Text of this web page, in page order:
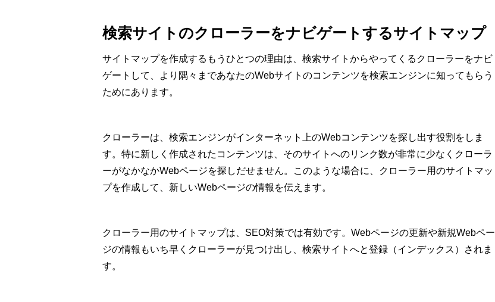
検索サイトのクローラーをナビゲートするサイトマップ
サイトマップを作成するもうひとつの理由は、検索サイトからやってくるクローラーをナビ
ゲートして、より隅々まであなたのWebサイトのコンテンツを検索エンジンに知ってもらう
ためにあります。
クローラーは、検索エンジンがインターネット上のWebコンテンツを探し出す役割をしま
す。特に新しく作成されたコンテンツは、そのサイトへのリンク数が非常に少なくクローラ
ーがなかなかWebページを探しだせません。このような場合に、クローラー用のサイトマッ
プを作成して、新しいWebページの情報を伝えます。
クローラー用のサイトマップは、SEO対策では有効です。Webページの更新や新規Webペー
ジの情報もいち早くクローラーが見つけ出し、検索サイトへと登録（インデックス）されま
す。